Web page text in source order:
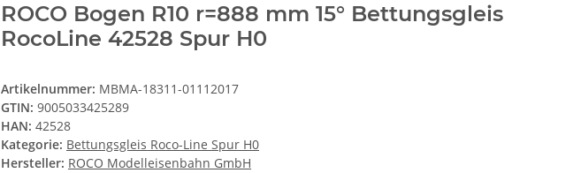
ROCO Bogen R10 r=888 mm 15° Bettungsgleis
RocoLine 42528 Spur H0
Artikelnummer: MBMA-18311-01112017
GTIN: 9005033425289
HAN: 42528
Kategorie: Bettungsgleis Roco-Line Spur H0
Hersteller: ROCO Modelleisenbahn GmbH